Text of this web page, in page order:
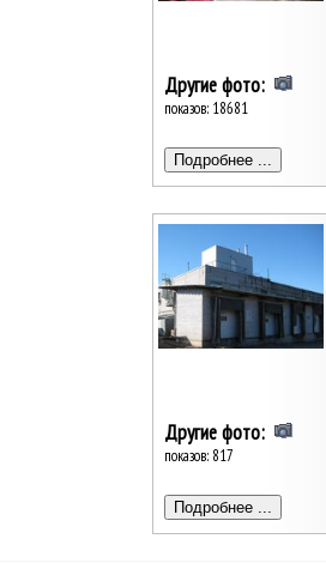
Другие фото:
показов: 18681
Другие фото:
показов: 817